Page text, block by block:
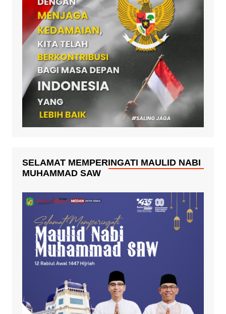
SELAMAT MEMPERINGATI MAULID NABI
MUHAMMAD SAW